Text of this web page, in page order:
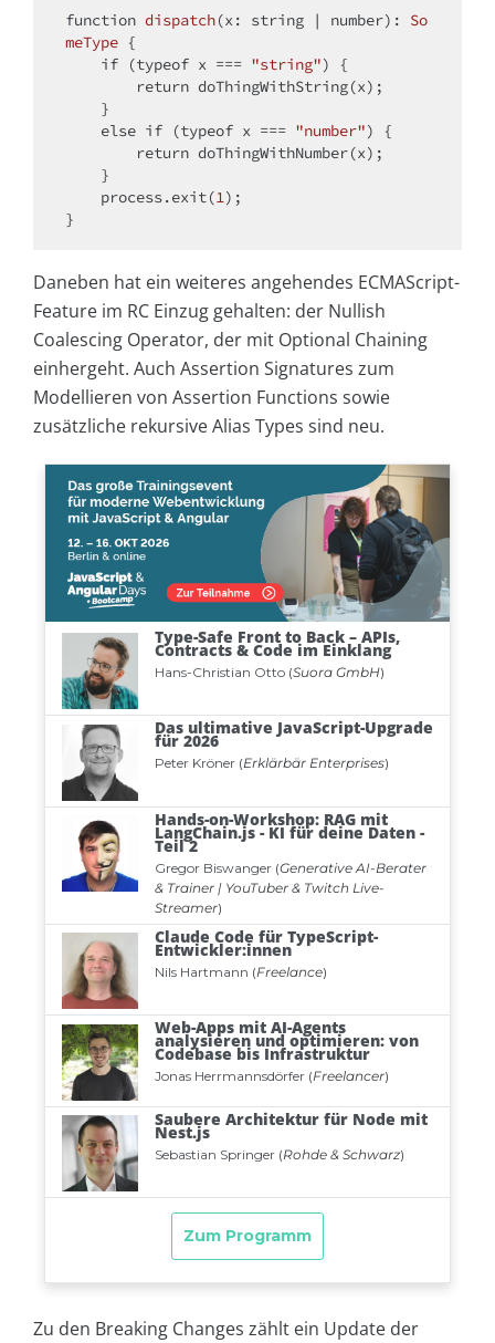
function dispatch(x: string | number): So
meType {
if (typeof x === "string") {
return doThingWithString(x);
else if (typeof x === "number") {
return doThingWithNumber(x);
    process.exit(
1);
Daneben hat ein weiteres angehendes ECMAScript-
Feature im RC Einzug gehalten: der Nullish
Coalescing Operator, der mit Optional Chaining
einhergeht. Auch Assertion Signatures zum
Modellieren von Assertion Functions sowie
zusätzliche rekursive Alias Types sind neu.
Zu den Breaking Changes zählt ein Update der